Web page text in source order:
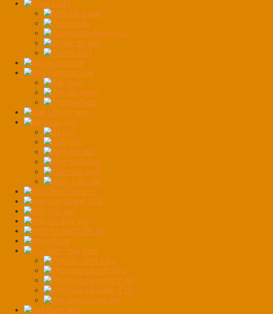
Dụng cụ đo
Máy cân Laser
Thước cặp
Thước dây, thước kéo
Thước đo góc
Thước thuỷ
Dụng cụ rửa xe
Đầu Tuýp các loại
Đầu tuýp
Tay vặn nhanh
Thanh nối dài
Đèn LED tổ ong
Kềm các loại
Bộ kìm
Kềm cắt
Kềm mỏ quạ
Kềm mũi bằng
Kềm mũi nhọn
Kiềm tuốc dây
Kích Đội Thủy Lực
Máy bắn đá khô CO2
Máy chà sàn
Máy Ép thủy lực
MÁY RA VÀO LỐP XE
Máy rửa xe
Phụ kiện - phụ tùng
Phụ cầu nâng 1 trụ
Phụ tùng cầu cắt kéo
Phụ tùng cầu nâng 2 trụ
Phụ tùng cầu nâng 4 trụ
Phụ tùng phòng sơn
Tay Quay 360